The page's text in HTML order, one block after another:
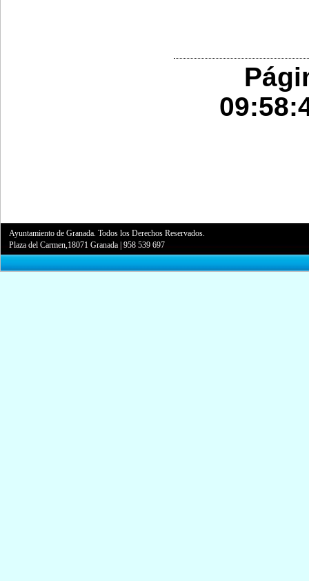
Ayuntamiento de Granada. Todos los Derechos Reservados.
Plaza del Carmen,18071 Granada |958 539 697